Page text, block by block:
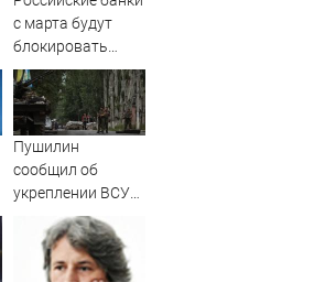
с марта будут
блокировать
переводы по
новому признаку
Пушилин
сообщил об
укреплении ВСУ
позиций в
Славянске